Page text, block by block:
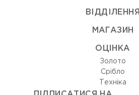
ВIДДIЛЕННЯ
МАГАЗИН
ОЦIНКА
Золото
Срiбло
Технiка